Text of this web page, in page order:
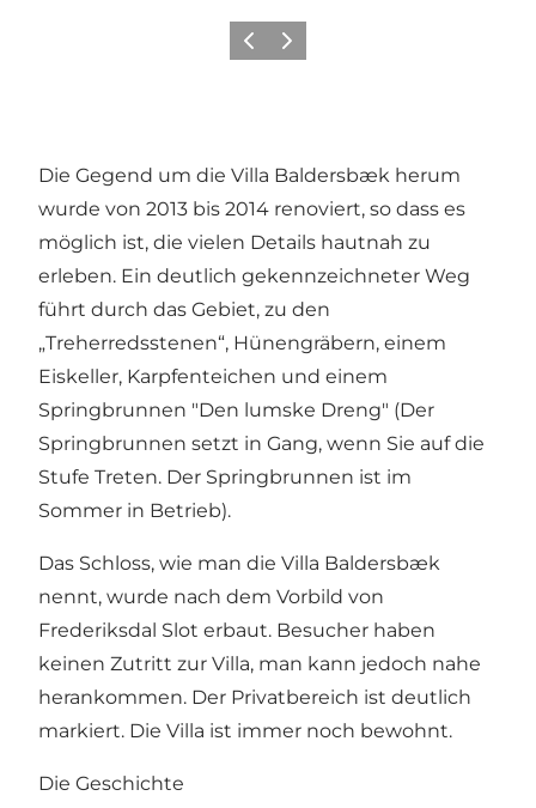
Vorherige Folie
Nächste Folie
Die Gegend um die Villa Baldersbæk herum
wurde von 2013 bis 2014 renoviert, so dass es
möglich ist, die vielen Details hautnah zu
erleben. Ein deutlich gekennzeichneter Weg
führt durch das Gebiet, zu den
„Treherredsstenen“, Hünengräbern, einem
Eiskeller, Karpfenteichen und einem
Springbrunnen "Den lumske Dreng" (Der
Springbrunnen setzt in Gang, wenn Sie auf die
Stufe Treten. Der Springbrunnen ist im
Sommer in Betrieb).
Das Schloss, wie man die Villa Baldersbæk
nennt, wurde nach dem Vorbild von
Frederiksdal Slot erbaut. Besucher haben
keinen Zutritt zur Villa, man kann jedoch nahe
herankommen. Der Privatbereich ist deutlich
markiert. Die Villa ist immer noch bewohnt.
Die Geschichte